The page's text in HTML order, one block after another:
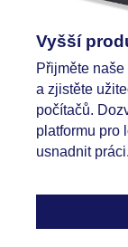
Vyšší
Přijměte
a zjistěte
počítačů.
platformu pro
usnadnit práci.